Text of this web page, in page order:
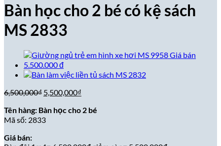
Bàn học cho 2 bé có kệ sách
MS 2833
6,500,000₫ Giá
là:
6,500,000₫.
5,500,000₫
tại
Tên hàng: Bàn học cho 2 bé
Mã số: 2833
Giá bán: